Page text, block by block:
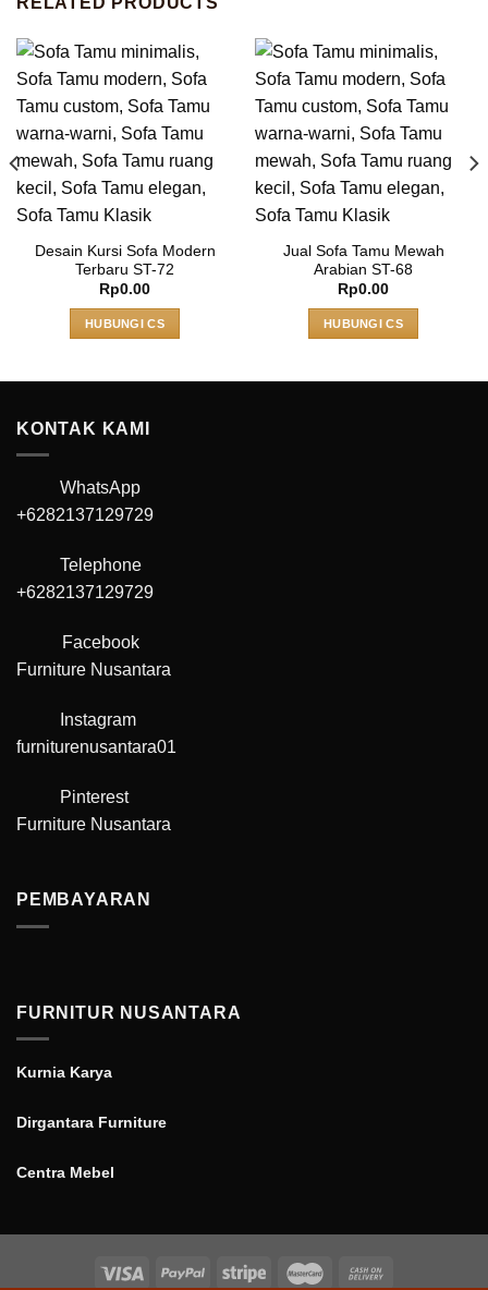
Desain Kursi Sofa Modern
Terbaru ST-72
Rp0.00
HUBUNGI CS
Jual Sofa Tamu Mewah
Arabian ST-68
Rp0.00
HUBUNGI CS
KONTAK KAMI
WhatsApp
+6282137129729
Telephone
+6282137129729
Facebook
Furniture Nusantara
Instagram
furniturenusantara01
Pinterest
Furniture Nusantara
PEMBAYARAN
FURNITUR NUSANTARA
Kurnia Karya
Dirgantara Furniture
Centra Mebel